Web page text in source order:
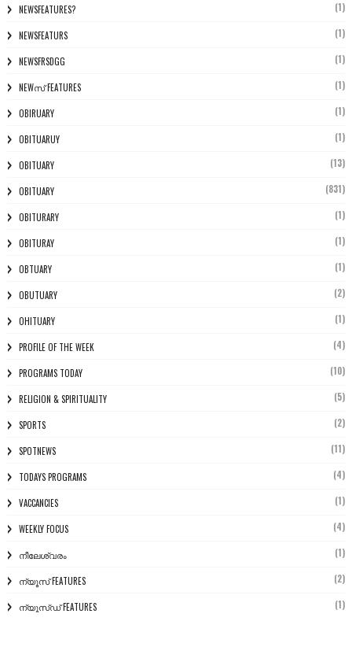
NEWSFEATURES? (1)
NEWSFEATURS (1)
NEWSFRSDGG (1)
NEWസ് FEATURES (1)
OBIRUARY (1)
OBITUARUY (1)
OBITUARY (13)
OBITUARY (831)
OBITURARY (1)
OBITURAY (1)
OBTUARY (1)
OBUTUARY (2)
OHITUARY (1)
PROFILE OF THE WEEK (4)
PROGRAMS TODAY (10)
RELIGION & SPIRITUALITY (5)
SPORTS (2)
SPOTNEWS (11)
TODAYS PROGRAMS (4)
VACCANCIES (1)
WEEKLY FOCUS (4)
നീലേശ്വരം (1)
ന്യൂസ് FEATURES (2)
ന്യൂസ്ഡ് FEATURES (1)